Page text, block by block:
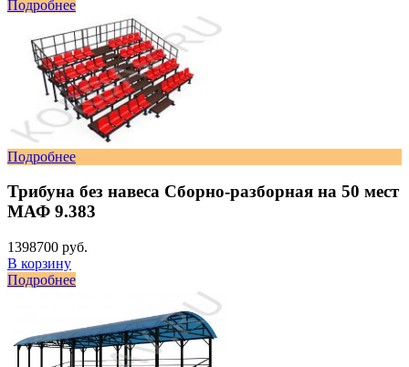
Подробнее
Подробнее
Трибуна без навеса Сборно-разборная на 50 мест
МАФ 9.383
1398700 руб.
В корзину
Подробнее